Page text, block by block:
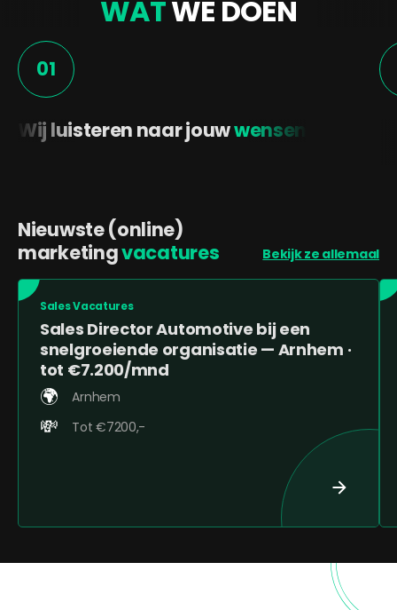
WATWE DOEN
01
Wij luisteren naar jouwwensen
Nieuwste (online)
marketingvacatures Bekijk ze allemaal
Sales Vacatures
Sales Director Automotive bij een
snelgroeiende organisatie — Arnhem ·
tot €7.200/mnd
🌍️ Arnhem
💸 Tot €7200,-